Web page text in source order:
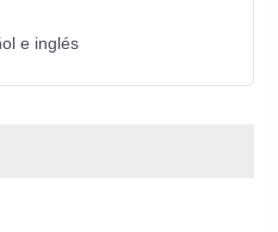
e inglés